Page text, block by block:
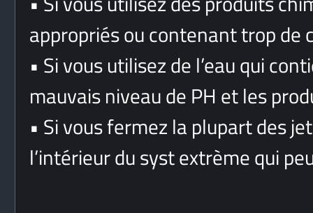
appropriés ou contenant trop de
• Si vous utilisez de l’eau qui
mauvais niveau de PH et les
• Si vous fermez la plupart des
l’intérieur du syst extrème qui